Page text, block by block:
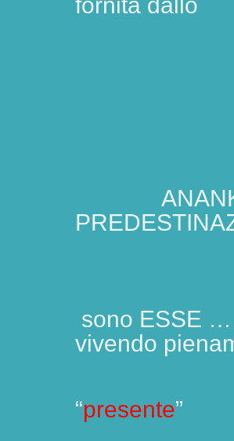
ANANKE,
sono ESSE …
vivendo
“presente”